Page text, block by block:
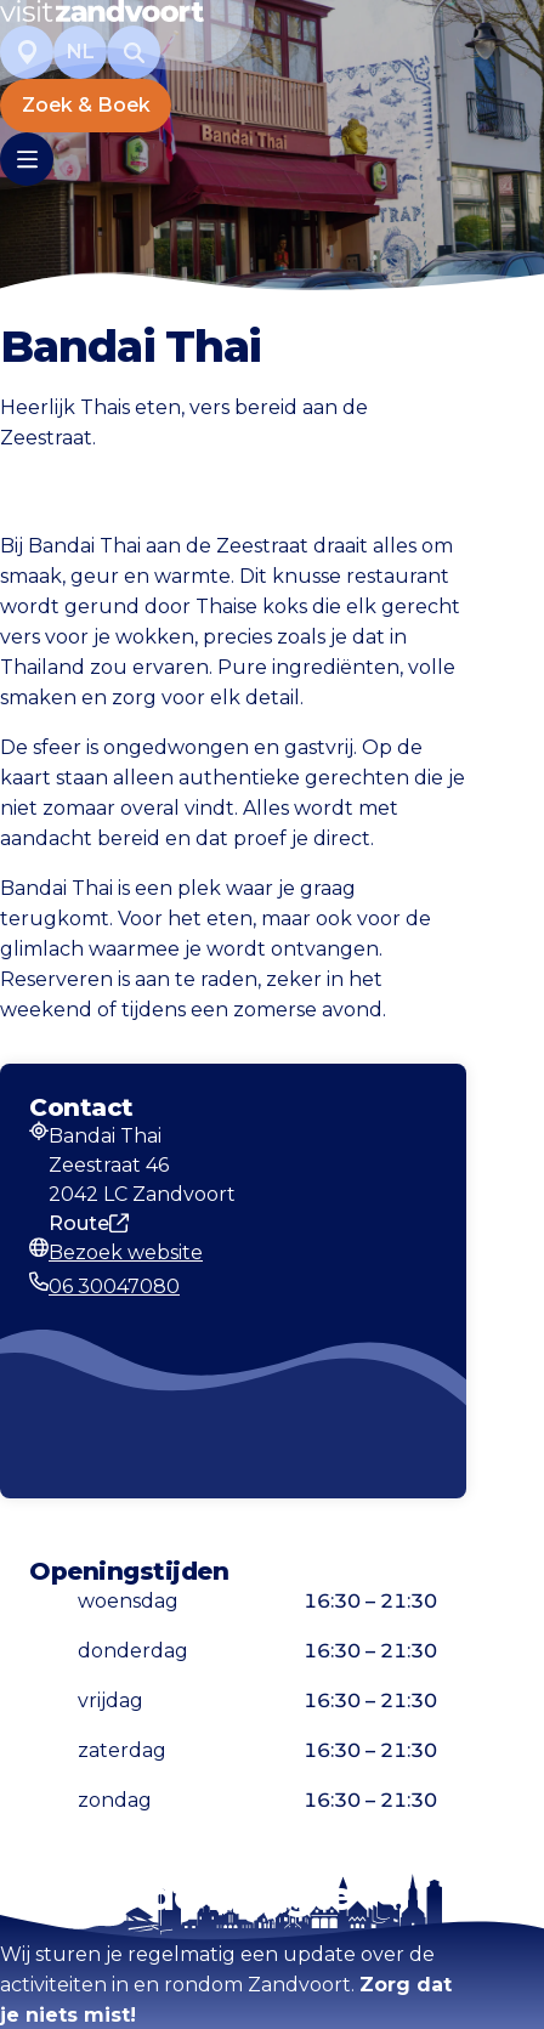
NL
Zoek & Boek
Bandai Thai
Heerlijk Thais eten, vers bereid aan de
Zeestraat.
Bij Bandai Thai aan de Zeestraat draait alles om
smaak, geur en warmte. Dit knusse restaurant
wordt gerund door Thaise koks die elk gerecht
vers voor je wokken, precies zoals je dat in
Thailand zou ervaren. Pure ingrediënten, volle
smaken en zorg voor elk detail.
De sfeer is ongedwongen en gastvrij. Op de
kaart staan alleen authentieke gerechten die je
niet zomaar overal vindt. Alles wordt met
aandacht bereid en dat proef je direct.
Bandai Thai is een plek waar je graag
terugkomt. Voor het eten, maar ook voor de
glimlach waarmee je wordt ontvangen.
Reserveren is aan te raden, zeker in het
weekend of tijdens een zomerse avond.
Contact
Adres
Bandai Thai
Zeestraat 46
2042 LC Zandvoort
Route
Website
Bezoek website
06 30047080
Openingstijden
woensdag 16:30 – 21:30
donderdag 16:30 – 21:30
vrijdag 16:30 – 21:30
zaterdag 16:30 – 21:30
zondag 16:30 – 21:30
Kaart vergroten
Blijf op de hoogte
Wij sturen je regelmatig een update over de
activiteiten in en rondom Zandvoort. Zorg dat
je niets mist!